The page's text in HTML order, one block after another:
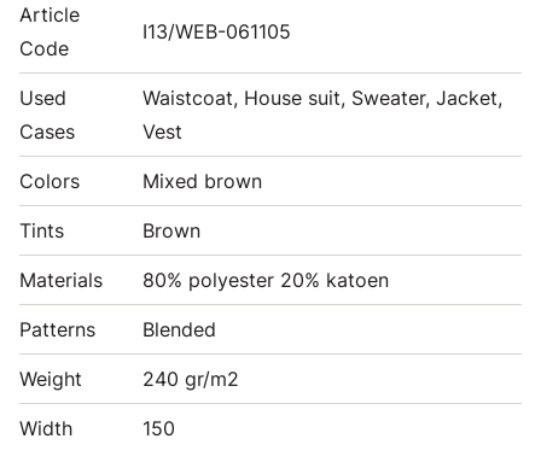
Article
Code
I13/WEB-061105
Used
Cases
Waistcoat, House suit, Sweater, Jacket,
Vest
Colors Mixed brown
Tints Brown
Materials 80% polyester 20% katoen
Patterns Blended
Weight 240 gr/m2
Width 150